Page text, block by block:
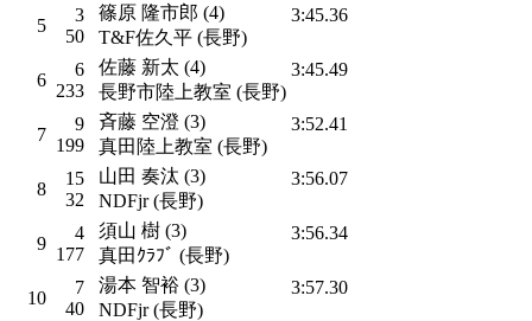
5
3
50
篠原 隆市郎 (4)
T&F佐久平 (長野)
3:45.36
6
6
233
佐藤 新太 (4)
長野市陸上教室 (長野)
3:45.49
7
9
199
斉藤 空澄 (3)
真田陸上教室 (長野)
3:52.41
8
15
32
山田 奏汰 (3)
NDFjr (長野)
3:56.07
9
4
177
須山 樹 (3)
真田ｸﾗﾌﾞ (長野)
3:56.34
10
7
40
湯本 智裕 (3)
NDFjr (長野)
3:57.30